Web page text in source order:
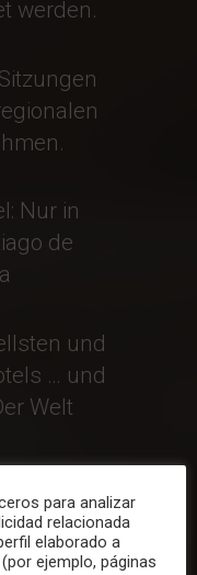
werden.
Nur in
de
und
… und
Welt
...
para analizar
relacionada
elaborado a
ejemplo, páginas